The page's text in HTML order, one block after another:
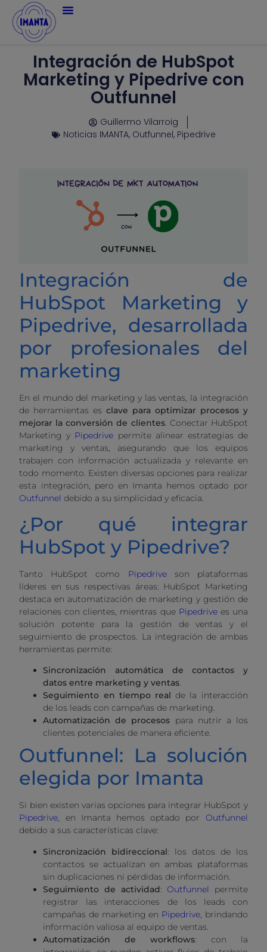
Integración de HubSpot
Marketing y Pipedrive con
Outfunnel
Guillermo Vilarroig
Noticias IMANTA, Outfunnel, Pipedrive
Integración de
HubSpot Marketing y
Pipedrive, desarrollada
por profesionales del
marketing
En el mundo del marketing y las ventas, la integración
de herramientas esclave para optimizar procesos y
mejorar la conversión de clientes. Conectar HubSpot
Marketing y Pipedrive permite alinear estrategias de
marketing y ventas, asegurando que los equipos
trabajen con información actualizada y relevante en
todo momento. Existen diversas opciones para realizar
esta integración, pero en Imanta hemos optado por
Outfunneldebido a su simplicidad y eficacia.
¿Por qué integrar
HubSpot y Pipedrive?
Tanto HubSpot como Pipedriveson plataformas
líderes en sus respectivas áreas: HubSpot Marketing
destaca en automatización de marketing y gestión de
relaciones con clientes, mientras que Pipedrivees una
solución potente para la gestión de ventas y el
seguimiento de prospectos. La integración de ambas
herramientas permite:
Sincronización automática de contactos y
datos entre marketing y ventas.
Seguimiento en tiempo realde la interacción
de los leads con campañas de marketing.
Automatización de procesos para nutrir a los
clientes potenciales de manera eficiente.
Outfunnel: La solución
elegida por Imanta
Si bien existen varias opciones para integrar HubSpot y
Pipedrive, en Imanta hemos optado por Outfunnel
debido a sus características clave:
Sincronización bidireccional: los datos de los
contactos se actualizan en ambas plataformas
sin duplicaciones ni pérdidas de información.
Seguimiento de actividad:Outfunnel permite
registrar las interacciones de los leads con
campañas de marketing en Pipedrive, brindando
información valiosa al equipo de ventas.
Automatización de workflows: con la